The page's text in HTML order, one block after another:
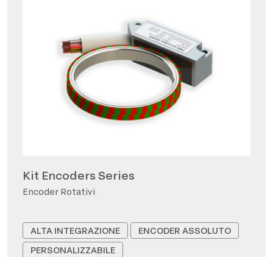
Kit Encoders Series
Encoder Rotativi
ALTA INTEGRAZIONE
ENCODER ASSOLUTO
PERSONALIZZABILE